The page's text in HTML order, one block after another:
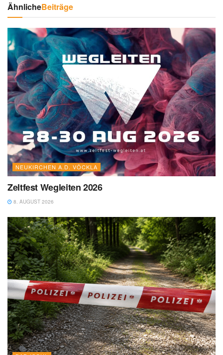
ÄhnlicheBeiträge
NEUKIRCHEN A.D. VÖCKLA
Zeltfest Wegleiten 2026
8. AUGUST 2026